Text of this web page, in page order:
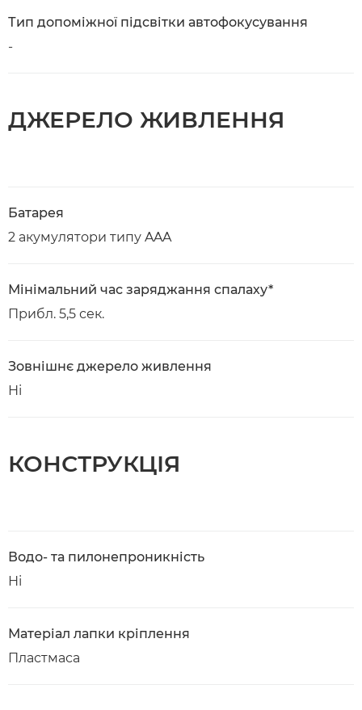
Тип допоміжної підсвітки автофокусування
-
ДЖЕРЕЛО ЖИВЛЕННЯ
Батарея
2 акумулятори типу AAA
Мінімальний час заряджання спалаху*
Прибл. 5,5 сек.
Зовнішнє джерело живлення
Ні
КОНСТРУКЦІЯ
Водо- та пилонепроникність
Ні
Матеріал лапки кріплення
Пластмаса